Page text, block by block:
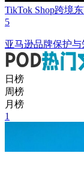
TikTok Shop跨境
5
亚马逊品牌保护
日榜
周榜
月榜
1